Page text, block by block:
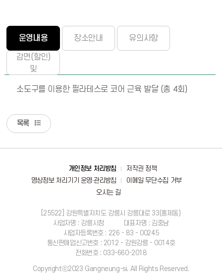
운영내용 장소안내 유의사항
감면(할인)
및
소도구를 이용한 필라테스로 코어 근육 발달 (총 4회)
목록
개인정보 처리방침
저작권 정책
영상정보 처리기기 운영·관리방침
이메일 무단수집 거부
오시는 길
[25522] 강원특별자치도 강릉시 강릉대로 33(홍제동)
사업자명 : 강릉시청
대표자명 : 김중남
사업자등록번호 : 226 - 83 - 00245
통신판매업신고번호 : 2012 - 강원강릉 - 0014호
전화번호 : 033-660-2018
Copyrightⓒ2023 Gangneung-si. All Rights Reserved.